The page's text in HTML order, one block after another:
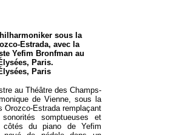
sous la
Estrada, avec la
Yefim Bronfman au
Paris.
Paris
au Théâtre des Champs-
de Vienne, sous la
Orozco-Estrada remplaçant
somptueuses et
du piano de Yefim